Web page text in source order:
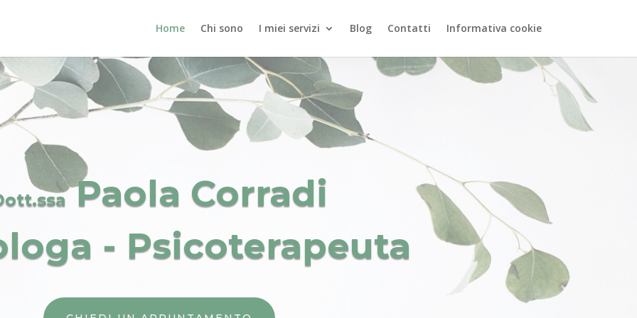
Home Chi sono I miei servizi Blog Contatti Informativa cookie
Paola Corradi
- Psicoterapeuta